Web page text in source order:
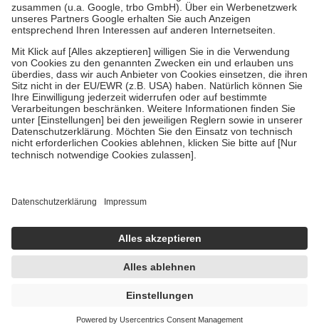
Verordnung.
Um das Engagement der Versicherten für ihre eigene Gesundheit zu
stärken und die besondere Stellung der Familie zu unterstützen,
fallenkeine Zuzahlungenan bei:
• Kindern und Jugendlichen bis zum vollendeten 18. Lebensjahr
mit Ausnahme der Fahrkosten
• Untersuchungen zur Vorsorge und Früherkennung, die von der
GKV getragen werden
• empfohlenen Schutzimpfungen
• Harn- und Blutteststreifen
getroffen, um sicherzustellen, dass es sich um echte Bewertungen
https://help.etrusted.com/hc/de/articles/4419944605341
Einige Bilder und Inhalte wurden unter Zuhilfenahme künstlicher